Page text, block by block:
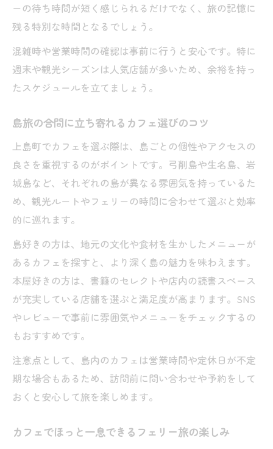
ーの待ち時間が短く感じられるだけでなく、旅の記憶に
残る特別な時間となるでしょう。
混雑時や営業時間の確認は事前に行うと安心です。特に
週末や観光シーズンは人気店舗が多いため、余裕を持っ
たスケジュールを立てましょう。
島旅の合間に立ち寄れるカフェ選びのコツ
上島町でカフェを選ぶ際は、島ごとの個性やアクセスの
良さを重視するのがポイントです。弓削島や生名島、岩
城島など、それぞれの島が異なる雰囲気を持っているた
め、観光ルートやフェリーの時間に合わせて選ぶと効率
的に巡れます。
島好きの方は、地元の文化や食材を生かしたメニューが
あるカフェを探すと、より深く島の魅力を味わえます。
本屋好きの方は、書籍のセレクトや店内の読書スペース
が充実している店舗を選ぶと満足度が高まります。SNS
やレビューで事前に雰囲気やメニューをチェックするの
もおすすめです。
注意点として、島内のカフェは営業時間や定休日が不定
期な場合もあるため、訪問前に問い合わせや予約をして
おくと安心して旅を楽しめます。
カフェでほっと一息できるフェリー旅の楽しみ